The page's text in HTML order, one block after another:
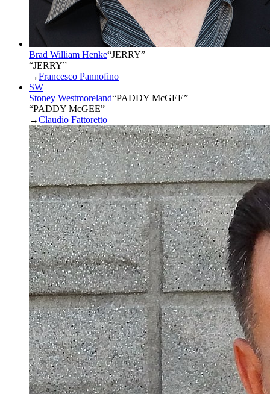
Brad William Henke“JERRY”
“JERRY”
→Francesco Pannofino
SW
Stoney Westmoreland“PADDY McGEE”
“PADDY McGEE”
→Claudio Fattoretto